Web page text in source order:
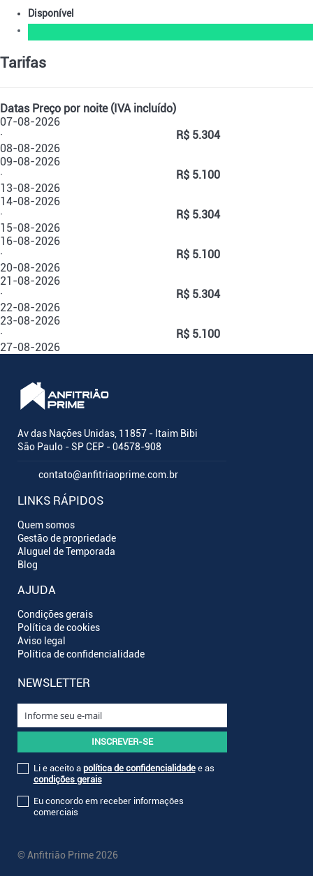
Disponível
Tarifas
Datas Preço por noite (IVA incluído)
07-08-2026
·
08-08-2026
R$ 5.304
09-08-2026
·
13-08-2026
R$ 5.100
14-08-2026
·
15-08-2026
R$ 5.304
16-08-2026
·
20-08-2026
R$ 5.100
21-08-2026
·
22-08-2026
R$ 5.304
23-08-2026
·
27-08-2026
R$ 5.100
Av das Nações Unidas, 11857 - Itaim Bibi
São Paulo - SP CEP - 04578-908
contato@anfitriaoprime.com.br
LINKS RÁPIDOS
Quem somos
Gestão de propriedade
Aluguel de Temporada
Blog
AJUDA
Condições gerais
Política de cookies
Aviso legal
Política de confidencialidade
NEWSLETTER
Li e aceito a política de confidencialidadee as
condições gerais
Eu concordo em receber informações
comerciais
© Anfitrião Prime 2026